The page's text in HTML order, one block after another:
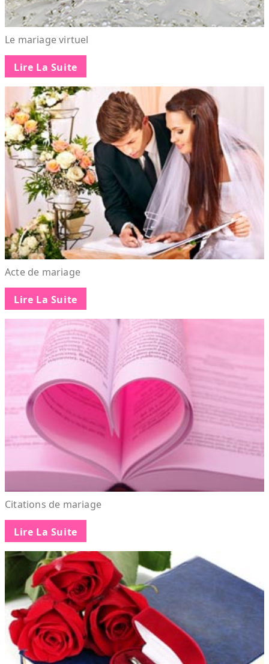
Le mariage virtuel
Lire La Suite
Acte de mariage
Lire La Suite
Citations de mariage
Lire La Suite